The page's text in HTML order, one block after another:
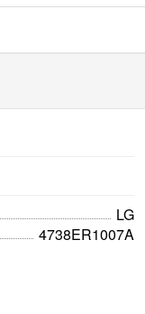
LG
4738ER1007A